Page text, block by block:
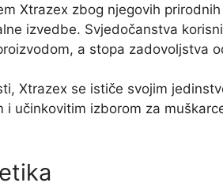
Xtrazex zbog njegovih
izvedbe. Svjedočanstva
a stopa zadovoljstva
Xtrazex se ističe svojim
učinkovitim izborom za